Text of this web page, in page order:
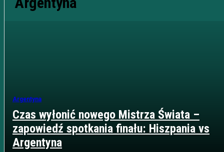
Argentyna
Czas wyłonić nowego Mistrza Świata –
zapowiedź spotkania finału: Hiszpania vs
Argentyna